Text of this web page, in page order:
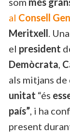
al Consell
Meritxell.
el president
Demòcrata,
als mitjans
unitat “és
país”, i ha
present